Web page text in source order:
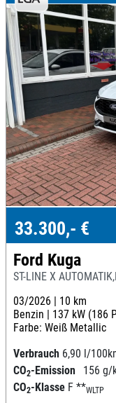
33.300,- €
Ford Kuga
ST-LINE X
03/2026 | 10 km
Benzin | 137 kW (186
Farbe: Weiß Metallic
Verbrauch 6,90 l/
CO2-Emission 156 g/
CO2-Klasse F **WLTP